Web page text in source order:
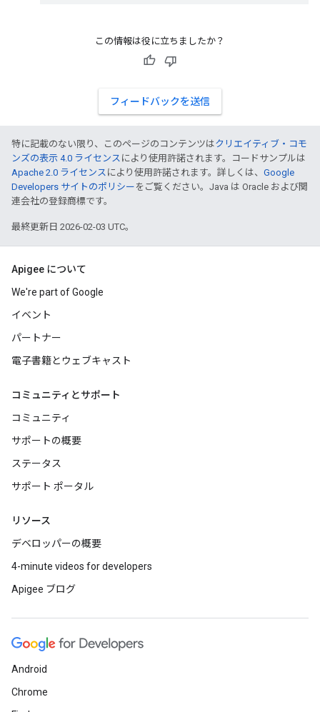
この情報は役に立ちましたか？
フィードバックを送信
特に記載のない限り、このページのコンテンツはクリエイティブ・コモ
ンズの表示 4.0 ライセンス により使用許諾されます。コードサンプルは
Apache 2.0 ライセンス により使用許諾されます。詳しくは、 Google
Developers サイトのポリシー をご覧ください。Java は Oracle および関
連会社の登録商標です。
最終更新日 2026-02-03 UTC。
Apigee について
We're part of Google
イベント
パートナー
電子書籍とウェブキャスト
コミュニティとサポート
コミュニティ
サポートの概要
ステータス
サポート ポータル
リソース
デベロッパーの概要
4-minute videos for developers
Apigee ブログ
Android
Chrome